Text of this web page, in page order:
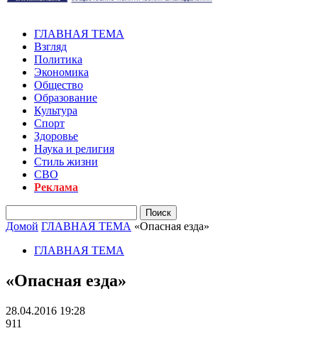
ГЛАВНАЯ ТЕМА
Взгляд
Политика
Экономика
Общество
Образование
Культура
Спорт
Здоровье
Наука и религия
Стиль жизни
СВО
Реклама
Домой ГЛАВНАЯ ТЕМА «Опасная езда»
ГЛАВНАЯ ТЕМА
«Опасная езда»
28.04.2016 19:28
911